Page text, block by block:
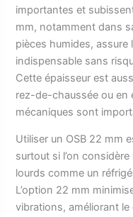
importantes et
mm, notamment dans
pièces humides,
indispensable sans
Cette épaisseur est
rez-de-chaussée ou en
mécaniques sont
Utiliser un OSB 22 mm
surtout si l’on
lourds comme un
L’option 22 mm
vibrations, améliorant